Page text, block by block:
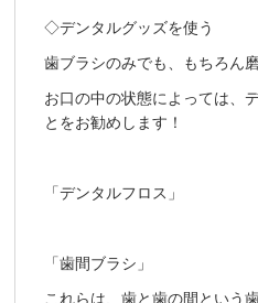
◇デンタルグッズを使う
歯ブラシのみでも、もちろん
お口の中の状態によっては、
とをお勧めします！
「デンタルフロス」
「歯間ブラシ」
これらは、歯と歯の間という